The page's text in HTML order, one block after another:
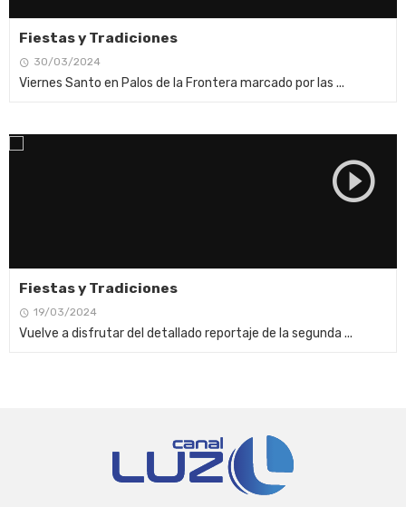
Fiestas y Tradiciones
30/03/2024
Viernes Santo en Palos de la Frontera marcado por las ...
Fiestas y Tradiciones
19/03/2024
Vuelve a disfrutar del detallado reportaje de la segunda ...